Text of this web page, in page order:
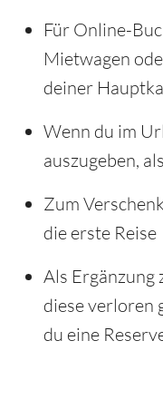
Für Online-
Mietwagen
deiner
Wenn du im
auszugeben,
Zum
die erste Reise
Als Ergänzung
diese verloren
du eine